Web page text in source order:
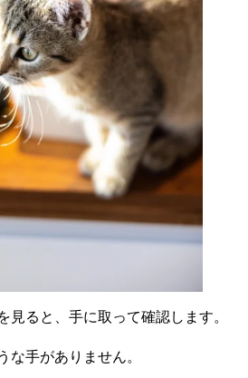
見ると、手に取って確認します。
な手がありません。